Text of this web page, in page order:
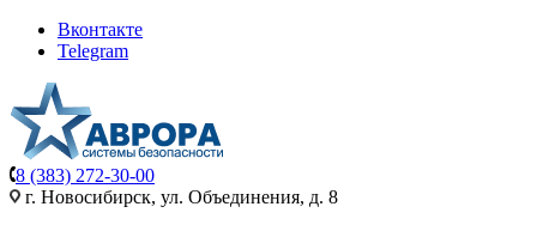
Вконтакте
Telegram
8 (383) 272-30-00
г. Новосибирск, ул. Объединения, д. 8